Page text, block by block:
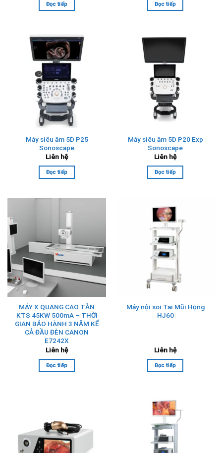
Đọc tiếp Đọc tiếp
Máy siêu âm 5D P25
Sonoscape
Liên hệ
Đọc tiếp
Máy siêu âm 5D P20 Exp
Sonoscape
Liên hệ
Đọc tiếp
MÁY X QUANG CAO TẦN
KTS 45KW 500mA – THỜI
GIAN BẢO HÀNH 3 NĂM KỂ
CẢ ĐẦU ĐÈN CANON
E7242X
Liên hệ
Đọc tiếp
Máy nội soi Tai Mũi Họng
HJ60
Liên hệ
Đọc tiếp